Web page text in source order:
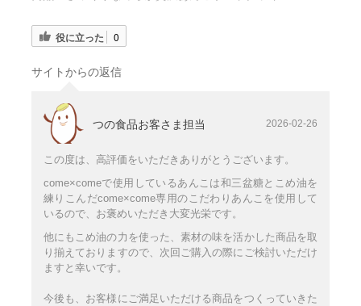
役に立った 0
サイトからの返信
つの食品お客さま担当 2026-02-26
この度は、高評価をいただきありがとうございます。
come×comeで使用しているあんこは和三盆糖とこめ油を
練りこんだcome×come専用のこだわりあんこを使用して
いるので、お褒めいただき大変光栄です。
他にもこめ油の力を使った、素材の味を活かした商品を取
り揃えておりますので、次回ご購入の際にご検討いただけ
ますと幸いです。
今後も、お客様にご満足いただける商品をつくっていきた